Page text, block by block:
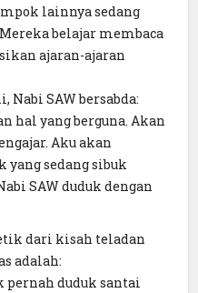
lainnya sedang
belajar membaca
ajaran-ajaran
SAW bersabda:
hal yang berguna. Akan
Aku akan
yang sedang sibuk
SAW duduk dengan
dari kisah teladan
adalah:
pernah duduk santai